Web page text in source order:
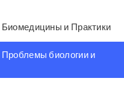
и Практики
биологии и